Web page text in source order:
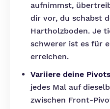
aufnimmst,
dir vor, du schabst
Hartholzboden. Je
schwerer ist es für
erreichen.
Variiere deine
jedes Mal auf
zwischen Front-